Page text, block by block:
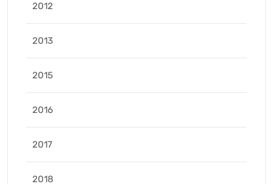
2012
2013
2015
2016
2017
2018